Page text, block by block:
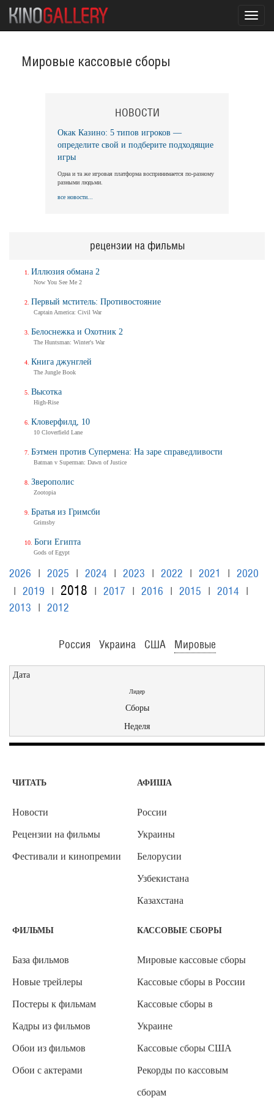
Мировые кассовые сборы
НОВОСТИ
Окак Казино: 5 типов игроков —
определите свой и подберите подходящие
игры
Одна и та же игровая платформа воспринимается по-разному
разными людьми.
все новости...
рецензии на фильмы
Иллюзия обмана 2
Now You See Me 2
Первый мститель: Противостояние
Captain America: Civil War
Белоснежка и Охотник 2
The Huntsman: Winter's War
Книга джунглей
The Jungle Book
Высотка
High-Rise
Кловерфилд, 10
10 Cloverfield Lane
Бэтмен против Супермена: На заре справедливости
Batman v Superman: Dawn of Justice
Зверополис
Zootopia
Братья из Гримсби
Grimsby
Боги Египта
Gods of Egypt
2026 2025 2024 2023 2022 2021
2020
2019 2018 2017 2016 2015 2014
2013
2012
Россия Украина США Мировые
Дата
Лидер
Сборы
Неделя
ЧИТАТЬ
Новости
Рецензии на фильмы
Фестивали и кинопремии
АФИША
России
Украины
Белорусии
Узбекистана
Казахстана
ФИЛЬМЫ
База фильмов
Новые трейлеры
Постеры к фильмам
Кадры из фильмов
Обои из фильмов
Обои с актерами
КАССОВЫЕ СБОРЫ
Мировые кассовые сборы
Кассовые сборы в России
Кассовые сборы в
Украине
Кассовые сборы США
Рекорды по кассовым
сборам